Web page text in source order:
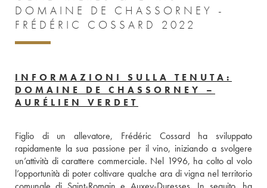
DOMAINE DE CHASSORNEY -
FRÉDÉRIC COSSARD 2022
INFORMAZIONI SULLA TENUTA:
DOMAINE DE CHASSORNEY –
AURÉLIEN VERDET
Figlio di un allevatore, Frédéric Cossard ha sviluppato
rapidamente la sua passione per il vino, iniziando a svolgere
un’attività di carattere commerciale. Nel 1996, ha colto al volo
l’opportunità di poter coltivare qualche ara di vigna nel territorio